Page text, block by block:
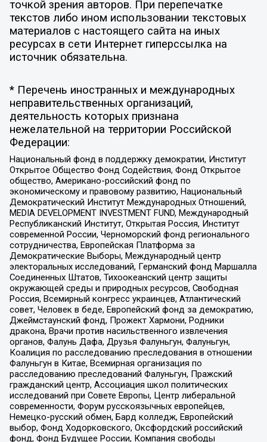
точкой зрения авторов. При перепечатке
текстов либо ином использовании текстовых
материалов с настоящего сайта на иных
ресурсах в сети Интернет гиперссылка на
источник обязательна.
* Перечень иностранных и международных
неправительственных организаций,
деятельность которых признана
нежелательной на территории Российской
Федерации:
Национальный фонд в поддержку демократии, Институт
Открытое Общество Фонд Содействия, Фонд Открытое
общество, Американо-российский фонд по
экономическому и правовому развитию, Национальный
Демократический Институт Международных Отношений,
MEDIA DEVELOPMENT INVESTMENT FUND, Международный
Республиканский Институт, Открытая Россия, Институт
современной России, Черноморский фонд регионального
сотрудничества, Европейская Платформа за
Демократические Выборы, Международный центр
электоральных исследований, Германский фонд Маршалла
Соединенных Штатов, Тихоокеанский центр защиты
окружающей среды и природных ресурсов, Свободная
Россия, Всемирный конгресс украинцев, Атлантический
совет, Человек в беде, Европейский фонд за демократию,
Джеймстаунский фонд, Прожект Хармони, Родники
дракона, Врачи против насильственного извлечения
органов, Фалунь Дафа, Друзья Фалуньгун, Фалуньгун,
Коалиция по расследованию преследования в отношении
Фалуньгун в Китае, Всемирная организация по
расследованию преследований Фалуньгун, Пражский
гражданский центр, Ассоциация школ политических
исследований при Совете Европы, Центр либеральной
современности, Форум русскоязычных европейцев,
Немецко-русский обмен, Бард колледж, Европейский
выбор, Фонд Ходорковского, Оксфордский российский
фонд, Фонд Будущее России, Компания свободы